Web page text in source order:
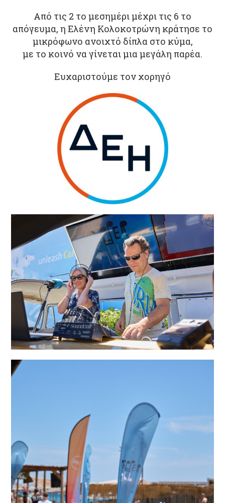
Από τις 2 το μεσημέρι μέχρι τις 6 το
απόγευμα, η Ελένη Κολοκοτρώνη κράτησε το
μικρόφωνο ανοιχτό δίπλα στο κύμα,
με το κοινό να γίνεται μια μεγάλη παρέα.
Ευχαριστούμε τον χορηγό